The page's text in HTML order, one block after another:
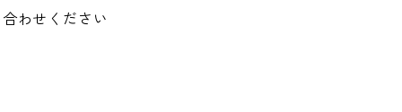
わせください